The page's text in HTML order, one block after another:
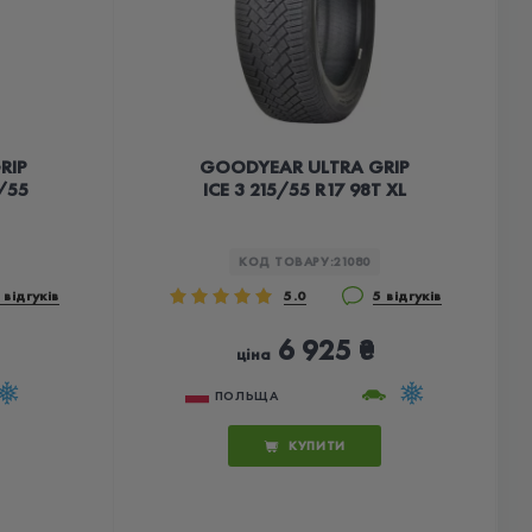
55
GOODYEAR ULTRA GRIP
ICE 3 215/55 R17 98T XL
КОД ТОВАРУ:21080
5.0 5 відгуків
ціна6 925 ₴
ПОЛЬЩА
КУПИТИ